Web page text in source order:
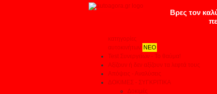
κατηγορίες
αυτοκινήτων ΝΕΟ
Test Συνεργείων - Το θαύμα!
Αξίζουν ή δεν αξίζουν τα λεφτά τους
Απόψεις - Αναλύσεις
ΔΟΚΙΜΕΣ - ΣΥΓΚΡΙΤΙΚΑ
Δοκιμές